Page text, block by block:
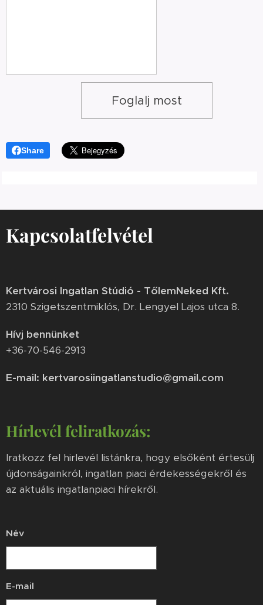
Foglalj most
Share
Kapcsolatfelvétel
Kertvárosi Ingatlan Stúdió - TőlemNeked Kft.
2310 Szigetszentmiklós, Dr. Lengyel Lajos utca 8.
Hívj bennünket
+36-70-546-2913
E-mail: kertvarosiingatlanstudio@gmail.com
Hírlevél feliratkozás:
Iratkozz fel hirlevél listánkra, hogy elsőként értesülj
újdonságainkról, ingatlan piaci érdekességekről és
az aktuális ingatlanpiaci hírekről.
Név
E-mail